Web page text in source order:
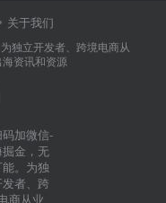
关于我们
独立开发者、跨境电商从
资讯和资源